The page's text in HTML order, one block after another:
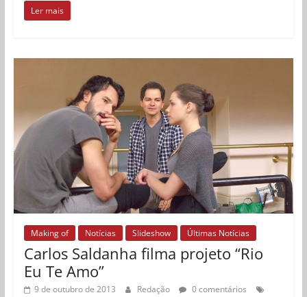
Ler mais
Making of Notícias Slideshow Últimas Notícias
Carlos Saldanha filma projeto “Rio
Eu Te Amo”
9 de outubro de 2013 Redação
0 comentários